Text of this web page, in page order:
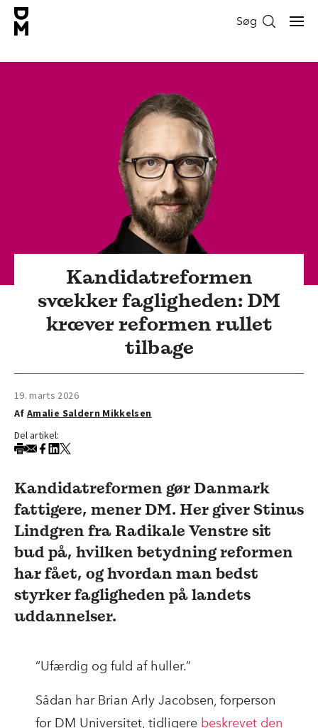
Søg
Kandidatreformen
svækker fagligheden: DM
kræver reformen rullet
tilbage
19. marts 2026
AfAmalie Saldern Mikkelsen
Del artikel:
Kandidatreformen gør Danmark
fattigere, mener DM. Her giver Stinus
Lindgren fra Radikale Venstre sit
bud på, hvilken betydning reformen
har fået, og hvordan man bedst
styrker fagligheden på landets
uddannelser.
“Ufærdig og fuld af huller.”
Sådan har Brian Arly Jacobsen, forperson
for DM Universitet, tidligere beskrevet den